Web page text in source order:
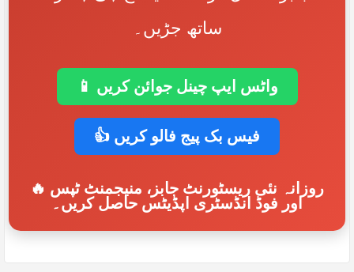
ساتھ جڑیں۔
📱 واٹس ایپ چینل جوائن کریں
👍 فیس بک پیج فالو کریں
🔥 روزانہ نئی ریسٹورنٹ جابز، منیجمنٹ ٹپس
اور فوڈ انڈسٹری اپڈیٹس حاصل کریں۔